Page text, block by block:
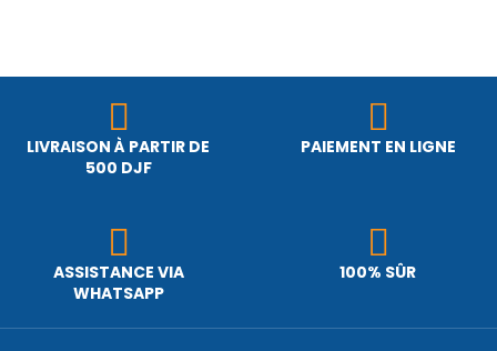
LIVRAISON À PARTIR DE
500 DJF
PAIEMENT EN LIGNE
ASSISTANCE VIA
WHATSAPP
100% SÛR